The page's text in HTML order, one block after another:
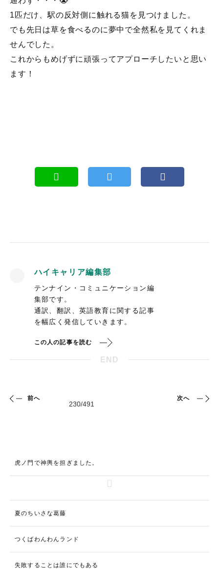
1匹だけ、駅の反対側に触れる猫を見つけました。
でも先日は草を食べるのに夢中で全然私を見てくれま
せんでした。
これからもめげずに頑張ってアプローチしたいと思い
ます！
ハイキャリア編集部
テンナイン・コミュニケーション編
集部です。
通訳、翻訳、英語教育に関する記事
を幅広く発信していきます。
この人の記事を読む
END
前へ 次へ
虎ノ門で神輿を担ぎました。
夏のちいさな葛藤
つくばわんわんランド
失敗することは誰にでもある